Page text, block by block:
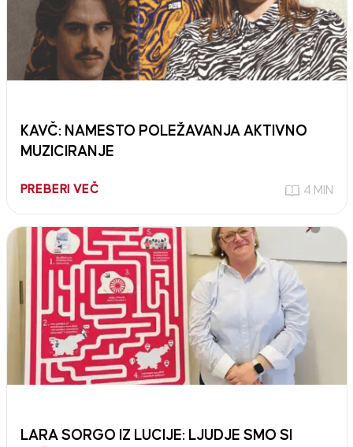
KAVČ: NAMESTO POLEŽAVANJA AKTIVNO
MUZICIRANJE
PREBERI VEČ 4 MIN
LARA SORGO IZ LUCIJE: LJUDJE SMO SI